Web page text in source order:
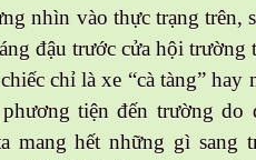
nhìn vào thực trạng trên,
đậu trước cửa hội trường
chỉ là xe “cà tàng” hay
tiện đến trường do
mang hết những gì sang